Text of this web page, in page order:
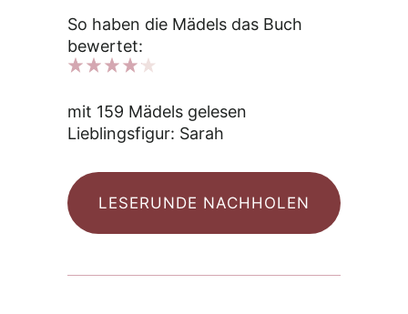
So haben die Mädels das Buch
bewertet:
mit 159 Mädels gelesen
Lieblingsfigur: Sarah
LESERUNDE NACHHOLEN